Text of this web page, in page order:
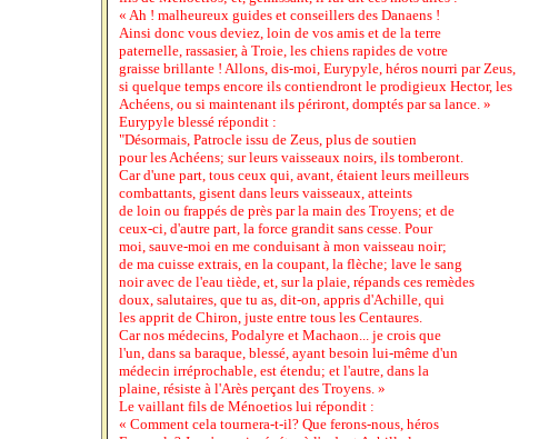
« Ah ! malheureux guides et conseillers des Danaens !
Ainsi donc vous deviez, loin de vos amis et de la terre
paternelle, rassasier, à Troie, les chiens rapides de votre
graisse brillante ! Allons, dis-moi, Eurypyle, héros nourri par Zeus,
si quelque temps encore ils contiendront le prodigieux Hector, les
Achéens, ou si maintenant ils périront, domptés par sa lance. »
Eurypyle blessé répondit :
"Désormais, Patrocle issu de Zeus, plus de soutien
pour les Achéens; sur leurs vaisseaux noirs, ils tomberont.
Car d'une part, tous ceux qui, avant, étaient leurs meilleurs
combattants, gisent dans leurs vaisseaux, atteints
de loin ou frappés de près par la main des Troyens; et de
ceux-ci, d'autre part, la force grandit sans cesse. Pour
moi, sauve-moi en me conduisant à mon vaisseau noir;
de ma cuisse extrais, en la coupant, la flèche; lave le sang
noir avec de l'eau tiède, et, sur la plaie, répands ces remèdes
doux, salutaires, que tu as, dit-on, appris d'Achille, qui
les apprit de Chiron, juste entre tous les Centaures.
Car nos médecins, Podalyre et Machaon... je crois que
l'un, dans sa baraque, blessé, ayant besoin lui-même d'un
médecin irréprochable, est étendu; et l'autre, dans la
plaine, résiste à l'Arès perçant des Troyens. »
Le vaillant fils de Ménoetios lui répondit :
« Comment cela tournera-t-il? Que ferons-nous, héros